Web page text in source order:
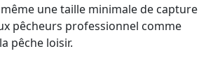
une taille minimale de capture
pêcheurs professionnel comme
pêche loisir.